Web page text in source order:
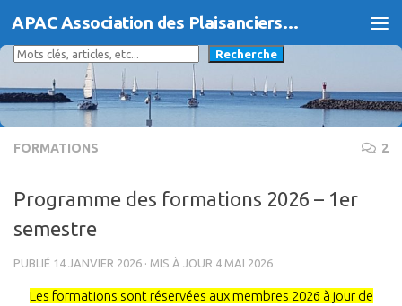
Skip to content APAC Association des Plaisanciers d'Agde et du Cap
Rechercher
Recherche
FORMATIONS 2
Programme des formations 2026 – 1er
semestre
PUBLIÉ 14 JANVIER 2026 · MIS À JOUR 4 MAI 2026
Les formations sont réservées aux membres 2026 à jour de